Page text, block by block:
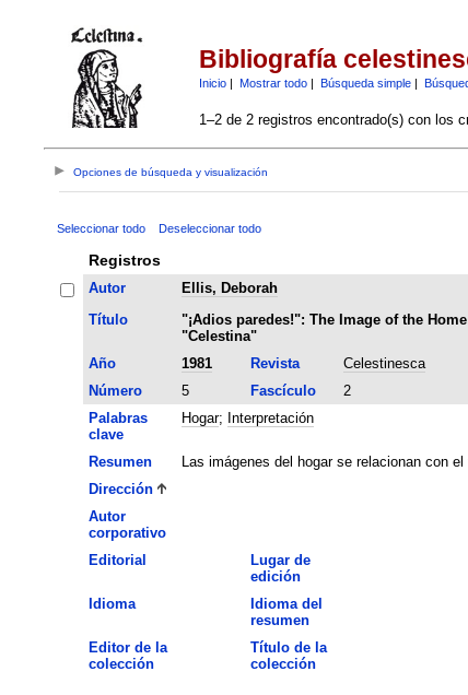
Bibliografía
Inicio| Mostrar todo| Búsqueda simple|
1–2 de 2 registros encontrado(s) con los
Opciones de búsqueda y visualización
Seleccionar todo Deseleccionar todo
Registros
Autor
Ellis, Deborah
Título
"¡Adios paredes!": The Image of the
"Celestina"
Año 1981 Revista Celestinesca
Número
5 Fascículo 2
Palabras
clave
Hogar; Interpretación
Resumen
Las imágenes del hogar se relacionan con
Dirección
Autor
corporativo
Editorial
Lugar de
edición
Idioma
Idioma del
resumen
Editor de la
colección
Título de la
colección